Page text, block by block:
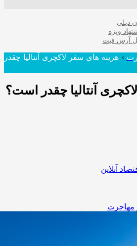
دیلی
ویژه
آرس فیت
› هزینه های سفر لاکچری آنتالیا چقدر
آنتالیا چقدر است؟
آنلاین
مهاجرت